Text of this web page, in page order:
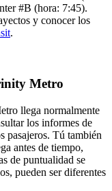
#B (hora: 7:45).
y conocer los
.
Metro
llega normalmente
los informes de
pasajeros. Tú también
antes de tiempo,
de puntualidad se
pueden ser diferentes